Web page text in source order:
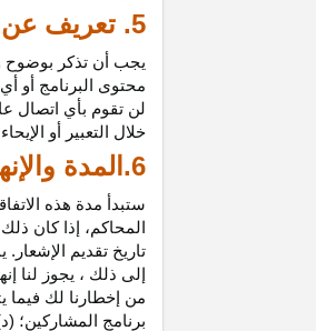
5. تعريف عن نفسك كمشارك
يجب أن تذكر بوضوح
محتوى البرنامج أو
لن تقوم بأي اتصال
خلال التعبير أو
6.المدة والإنهاء
ستبدأ مدة هذه
المحاكم، إذا كان
تاريخ تقديم
إلى ذلك ، يجوز لنا
من إخطارنا لك فيما
برنامج المشاركين؛